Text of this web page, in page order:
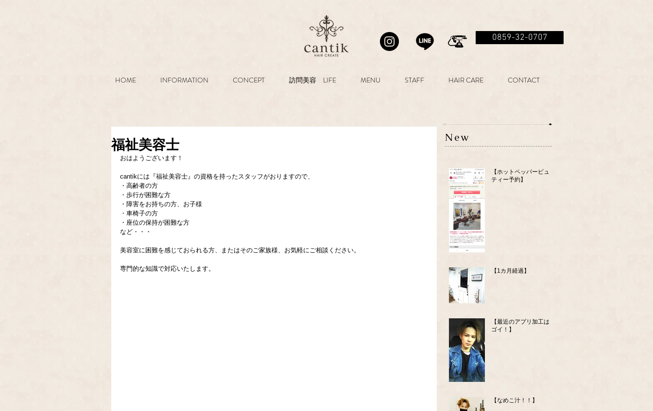
0859-32-0707
HOME INFORMATION CONCEPT 訪問美容 LIFE MENU STAFF HAIR CARE CONTACT
福祉美容士
おはようございます！
cantikには『福祉美容士』の資格を持ったスタッフがおりますので、
・高齢者の方
・歩行が困難な方
・障害をお持ちの方、お子様
・車椅子の方
・座位の保持が困難な方
など・・・
美容室に困難を感じておられる方、またはそのご家族様、お気軽にご相談ください。
専門的な知識で対応いたします。
New
【ホットペッパービュー
ティー予約】
【1カ月経過】
【最近のアプリ加工はス
ゴイ！】
【なめこ汁！！】